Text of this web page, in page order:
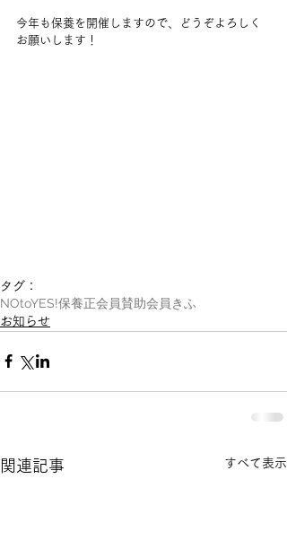
今年も保養を開催しますので、どうぞよろしく
お願いします！
タグ：
NOtoYES!保養正会員賛助会員 きふ
お知らせ
関連記事 すべて表示